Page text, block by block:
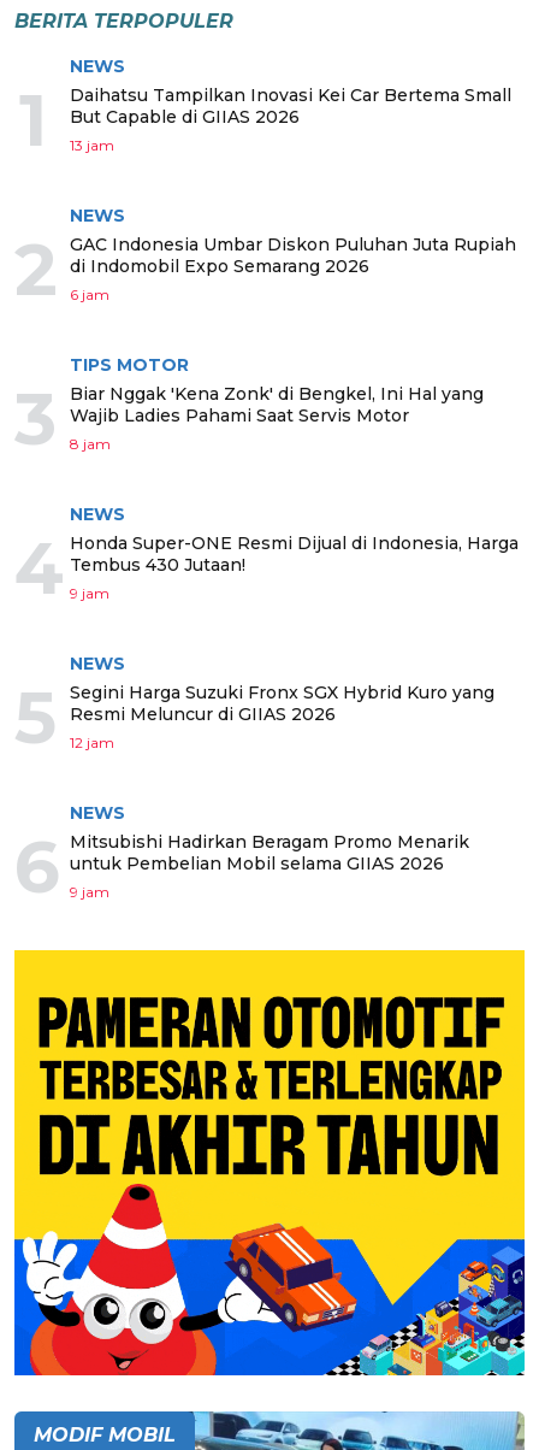
BERITA TERPOPULER
1
NEWS
Daihatsu Tampilkan Inovasi Kei Car Bertema Small
But Capable di GIIAS 2026
13 jam
2
NEWS
GAC Indonesia Umbar Diskon Puluhan Juta Rupiah
di Indomobil Expo Semarang 2026
6 jam
3
TIPS MOTOR
Biar Nggak 'Kena Zonk' di Bengkel, Ini Hal yang
Wajib Ladies Pahami Saat Servis Motor
8 jam
4
NEWS
Honda Super-ONE Resmi Dijual di Indonesia, Harga
Tembus 430 Jutaan!
9 jam
5
NEWS
Segini Harga Suzuki Fronx SGX Hybrid Kuro yang
Resmi Meluncur di GIIAS 2026
12 jam
6
NEWS
Mitsubishi Hadirkan Beragam Promo Menarik
untuk Pembelian Mobil selama GIIAS 2026
9 jam
MODIF MOBIL